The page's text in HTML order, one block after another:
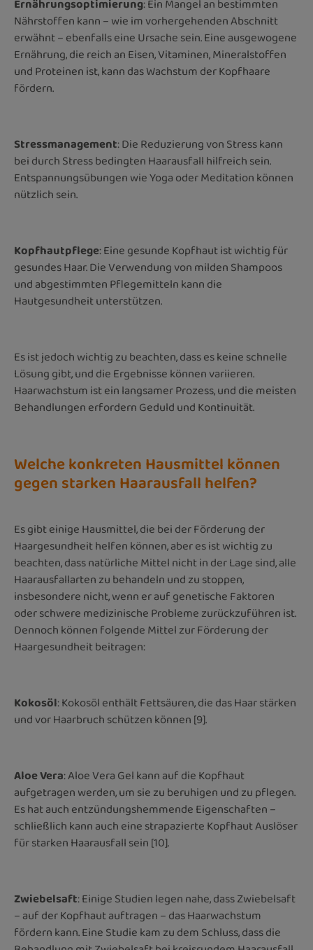
Ernährungsoptimierung: Ein Mangel an bestimmten
Nährstoffen kann – wie im vorhergehenden Abschnitt
erwähnt – ebenfalls eine Ursache sein. Eine ausgewogene
Ernährung, die reich an Eisen, Vitaminen, Mineralstoffen
und Proteinen ist, kann das Wachstum der Kopfhaare
fördern.
Stressmanagement: Die Reduzierung von Stress kann
bei durch Stress bedingten Haarausfall hilfreich sein.
Entspannungsübungen wie Yoga oder Meditation können
nützlich sein.
Kopfhautpflege: Eine gesunde Kopfhaut ist wichtig für
gesundes Haar. Die Verwendung von milden Shampoos
und abgestimmten Pflegemitteln kann die
Hautgesundheit unterstützen.
Es ist jedoch wichtig zu beachten, dass es keine schnelle
Lösung gibt, und die Ergebnisse können variieren.
Haarwachstum ist ein langsamer Prozess, und die meisten
Behandlungen erfordern Geduld und Kontinuität.
Welche konkreten Hausmittel können
gegen starken Haarausfall helfen?
Es gibt einige Hausmittel, die bei der Förderung der
Haargesundheit helfen können, aber es ist wichtig zu
beachten, dass natürliche Mittel nicht in der Lage sind, alle
Haarausfallarten zu behandeln und zu stoppen,
insbesondere nicht, wenn er auf genetische Faktoren
oder schwere medizinische Probleme zurückzuführen ist.
Dennoch können folgende Mittel zur Förderung der
Haargesundheit beitragen:
Kokosöl: Kokosöl enthält Fettsäuren, die das Haar stärken
und vor Haarbruch schützen können [9].
Aloe Vera: Aloe Vera Gel kann auf die Kopfhaut
aufgetragen werden, um sie zu beruhigen und zu pflegen.
Es hat auch entzündungshemmende Eigenschaften –
schließlich kann auch eine strapazierte Kopfhaut Auslöser
für starken Haarausfall sein [10].
Zwiebelsaft: Einige Studien legen nahe, dass Zwiebelsaft
– auf der Kopfhaut auftragen – das Haarwachstum
fördern kann. Eine Studie kam zu dem Schluss, dass die